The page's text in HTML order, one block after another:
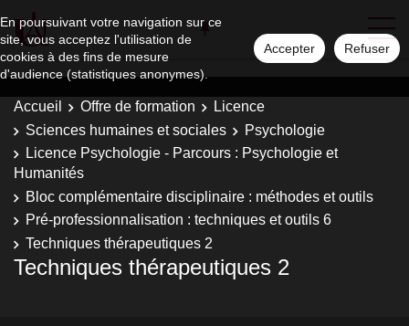
En poursuivant votre navigation sur ce
site, vous acceptez l'utilisation de
cookies à des fins de mesure
d'audience (statistiques anonymes).
Accepter Refuser
Accueil Offre de formation
Licence
Sciences humaines et sociales
Psychologie
Licence Psychologie - Parcours : Psychologie et
Humanités
Bloc complémentaire disciplinaire : méthodes et outils
Pré-professionnalisation : techniques et outils 6
Techniques thérapeutiques 2
Techniques thérapeutiques 2